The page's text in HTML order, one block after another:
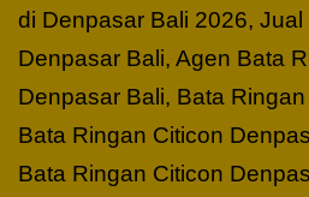
di Denpasar Bali 2026,
Denpasar Bali, Agen Bata
Denpasar Bali, Bata
Bata Ringan Citicon
Bata Ringan Citicon